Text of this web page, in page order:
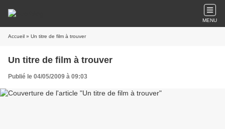
MENU
Accueil » Un titre de film à trouver
Un titre de film à trouver
Publié le 04/05/2009 à 09:03